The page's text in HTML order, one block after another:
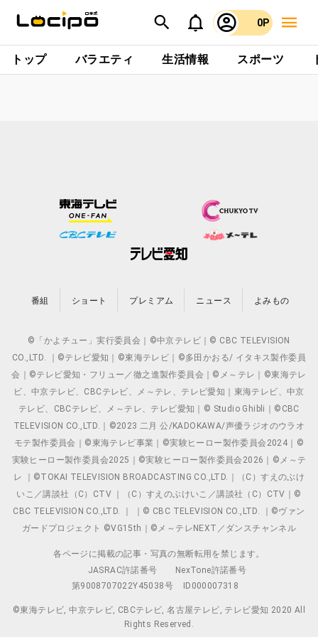
0P
トップ バラエティ 生活情報 スポーツ
番組 ショート プレミアム ニュース よみもの
©「かよチュー」実行委員会｜©中京テレビ｜© CBC TELEVISION
CO.,LTD. ｜©テレビ愛知｜©東海テレビ｜©多田かおる/ イタキス製作委員
会｜©テレビ愛知・フリュー／徹之進製作委員会｜©メ～テレ｜©東海テレ
ビ、中京テレビ、CBCテレビ、メ～テレ、テレビ愛知｜東海テレビ、中京
テレビ、CBCテレビ、メ～テレ、テレビ愛知｜© Studio Ghibli｜©CBC
TELEVISION CO.,LTD.｜©2023 二月 公/KADOKAWA/声優ラジオのウラオ
モテ製作委員会｜©東海テレビ事業｜©実験ヒーロー製作委員会2024｜©
実験ヒーロー製作委員会2025｜©実験ヒーロー製作委員会2026｜©メ～テ
レ ｜©TOKAI TELEVISION BROADCASTING CO.,LTD.｜（C）すえのぶけ
いこ／講談社（C）CTV ｜（C）すえのぶけいこ／講談社（C）CTV｜©
CBC TELEVISION CO.,LTD. ｜ ｜© CBC TELEVISION CO.,LTD. ｜©ヴァン
ガードプロジェクト ©VG15th｜©メ～テレNEXT／ダンスチャンネル
各ページに掲載の記事・写真の無断転用を禁じます。
JASRAC許諾番号
NexTone許諾番号
第9008707022Y45038号
ID000007318
©東海テレビ, 中京テレビ, CBCテレビ, 名古屋テレビ, テレビ愛知 2020 All
Rights Reserved.